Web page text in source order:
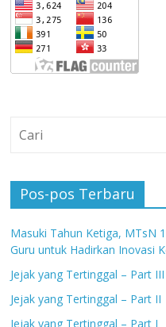
Pos-pos Terbaru
Masuki Tahun Ketiga, MTsN
Guru untuk Hadirkan Inovasi
Jejak yang Tertinggal – Part III
Jejak yang Tertinggal – Part II
Jejak yang Tertinggal – Part I